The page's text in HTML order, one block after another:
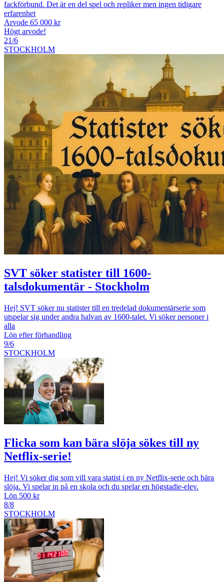
fackförbund. Det är en del spel och repliker men ingen tidigare
erfarenhet
Arvode 65 000 kr
Högt arvode!
21/6
STOCKHOLM
SVT söker statister till 1600-
talsdokumentär - Stockholm
Hej! SVT söker nu statister till en tredelad dokumentärserie som
utspelar sig under andra halvan av 1600-talet. Vi söker personer i
alla
Lön efter förhandling
9/6
STOCKHOLM
Flicka som kan bära slöja sökes till ny
Netflix-serie!
Hej! Vi söker dig som vill vara statist i en ny Netflix-serie och bära
slöja. Vi spelar in på en skola och du spelar en högstadie-elev.
Lön 500 kr
8/8
STOCKHOLM